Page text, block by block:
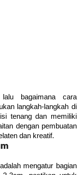
lalu bagaimana cara
langkah-langkah di
tenang dan memiliki
dan kreatif.
mengatur bagian